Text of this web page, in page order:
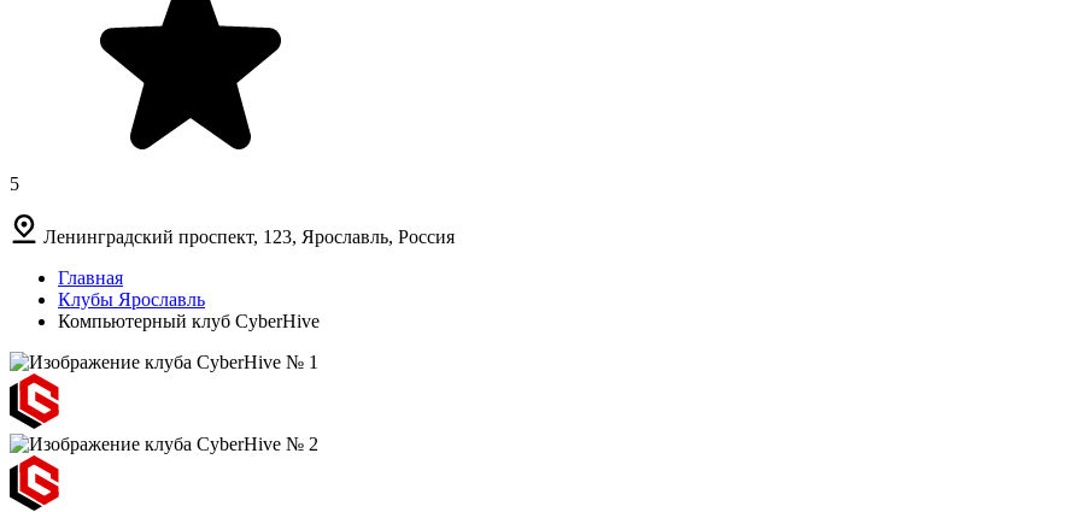
5
Ленинградский проспект, 123, Ярославль, Россия
Главная
Клубы Ярославль
Компьютерный клуб CyberHive